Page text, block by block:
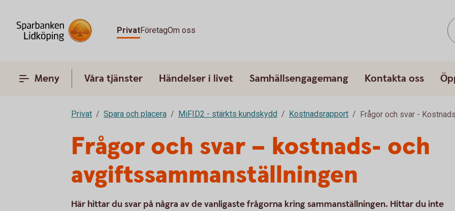
PrivatFöretagOm oss
Meny Våra tjänster Händelser i livet Samhällsengagemang Kontakta oss
Privat Spara och placera MiFID2 - stärkts kundskydd Kostnadsrapport Frågor och svar -
Frågor och svar – kostnads- och
avgiftssammanställningen
Här hittar du svar på några av de vanligaste frågorna kring sammanställningen. Hittar du inte